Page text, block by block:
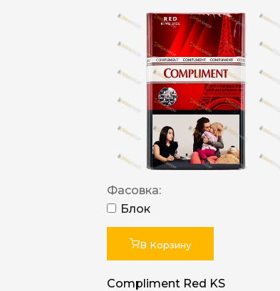
Фасовка:
Блок
В Корзину
Compliment Red KS